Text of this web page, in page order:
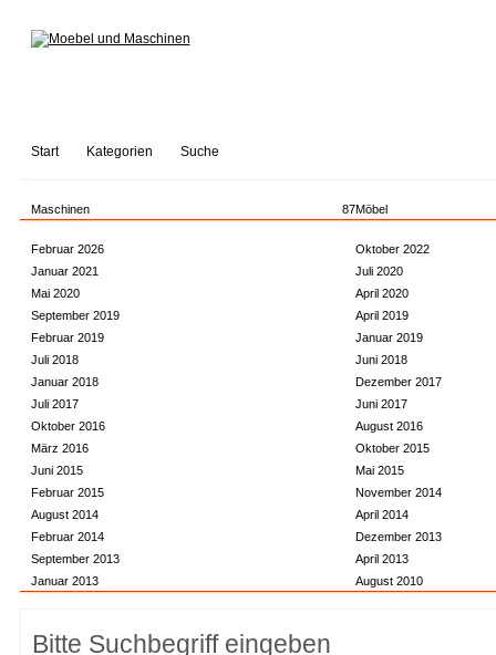
Start Kategorien Suche
Maschinen 87Möbel
Februar 2026
Oktober 2022
Januar 2021
Juli 2020
Mai 2020
April 2020
September 2019
April 2019
Februar 2019
Januar 2019
Juli 2018
Juni 2018
Januar 2018
Dezember 2017
Juli 2017
Juni 2017
Oktober 2016
August 2016
März 2016
Oktober 2015
Juni 2015
Mai 2015
Februar 2015
November 2014
August 2014
April 2014
Februar 2014
Dezember 2013
September 2013
April 2013
Januar 2013
August 2010